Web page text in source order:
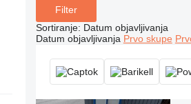
Filter
Sortiranje: Datum objavljivanja
Datum objavljivanja Prvo skupe